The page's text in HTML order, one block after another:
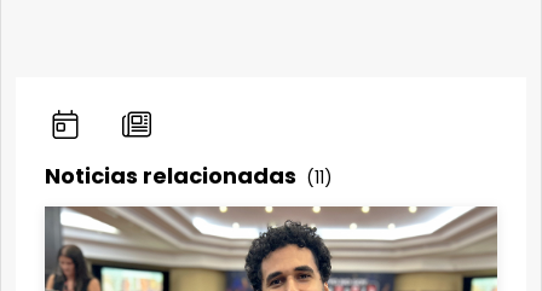
Noticias relacionadas (11)